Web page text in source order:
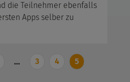
die Teilnehmer ebenfalls
Apps selber zu
… 3 4 5